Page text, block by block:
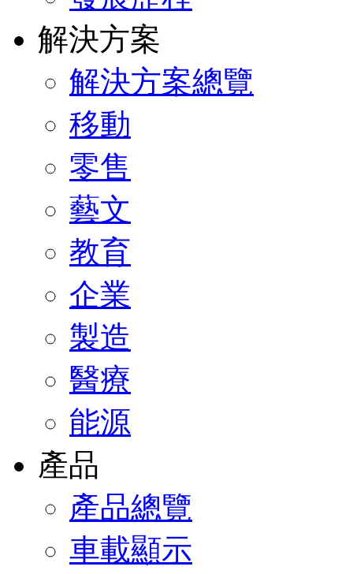
解決方案
解決方案總覽
移動
零售
藝文
教育
企業
製造
醫療
能源
產品
產品總覽
車載顯示